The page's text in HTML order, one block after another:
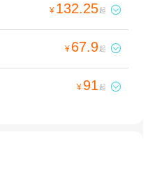
¥ 132.25起 
¥ 67.9起 
¥ 91 起 